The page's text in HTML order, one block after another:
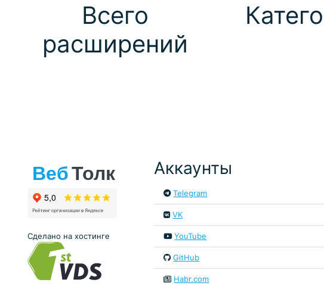
Всего
расширений
Сделано на хостинге
Аккаунты
Telegram
VK
YouTube
GitHub
Habr.com